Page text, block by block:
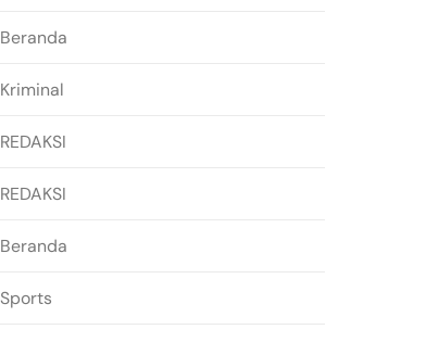
Beranda
Kriminal
REDAKSI
REDAKSI
Beranda
Sports